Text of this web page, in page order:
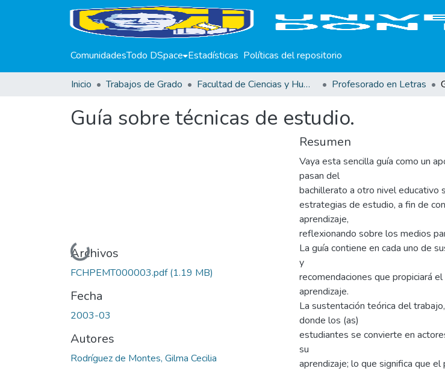
ComunidadesTodo DSpace Estadísticas Políticas del repositorio
Inicio Trabajos de Grado Facultad de Ciencias y Humanidades Profesorado en Letras
Guía sobre técnicas de estudio.
Cargando...
Archivos
FCHPEMT000003.pdf(1.19 MB)
Fecha
2003-03
Autores
Rodríguez de Montes, Gilma Cecilia
Resumen
Vaya esta sencilla guía como un
pasan del
bachillerato a otro nivel educativo
estrategias de estudio, a fin de
aprendizaje,
reflexionando sobre los medios
La guía contiene en cada uno de
y
recomendaciones que propiciará
aprendizaje.
La sustentación teórica del
donde los (as)
estudiantes se convierte en
su
aprendizaje; lo que significa que